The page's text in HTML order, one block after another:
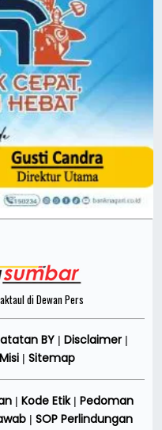
di Dewan Pers
BY| Disclaimer|
Sitemap
| Kode Etik| Pedoman
| SOP Perlindungan